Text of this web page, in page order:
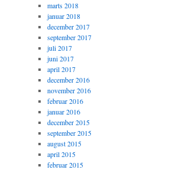
marts 2018
januar 2018
december 2017
september 2017
juli 2017
juni 2017
april 2017
december 2016
november 2016
februar 2016
januar 2016
december 2015
september 2015
august 2015
april 2015
februar 2015